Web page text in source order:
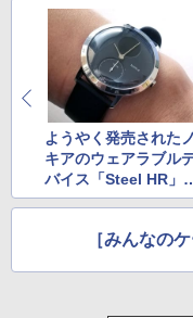
ようやく発売されたノ
キアのウェアラブル
バイス「Steel HR」
満足
［みんなの